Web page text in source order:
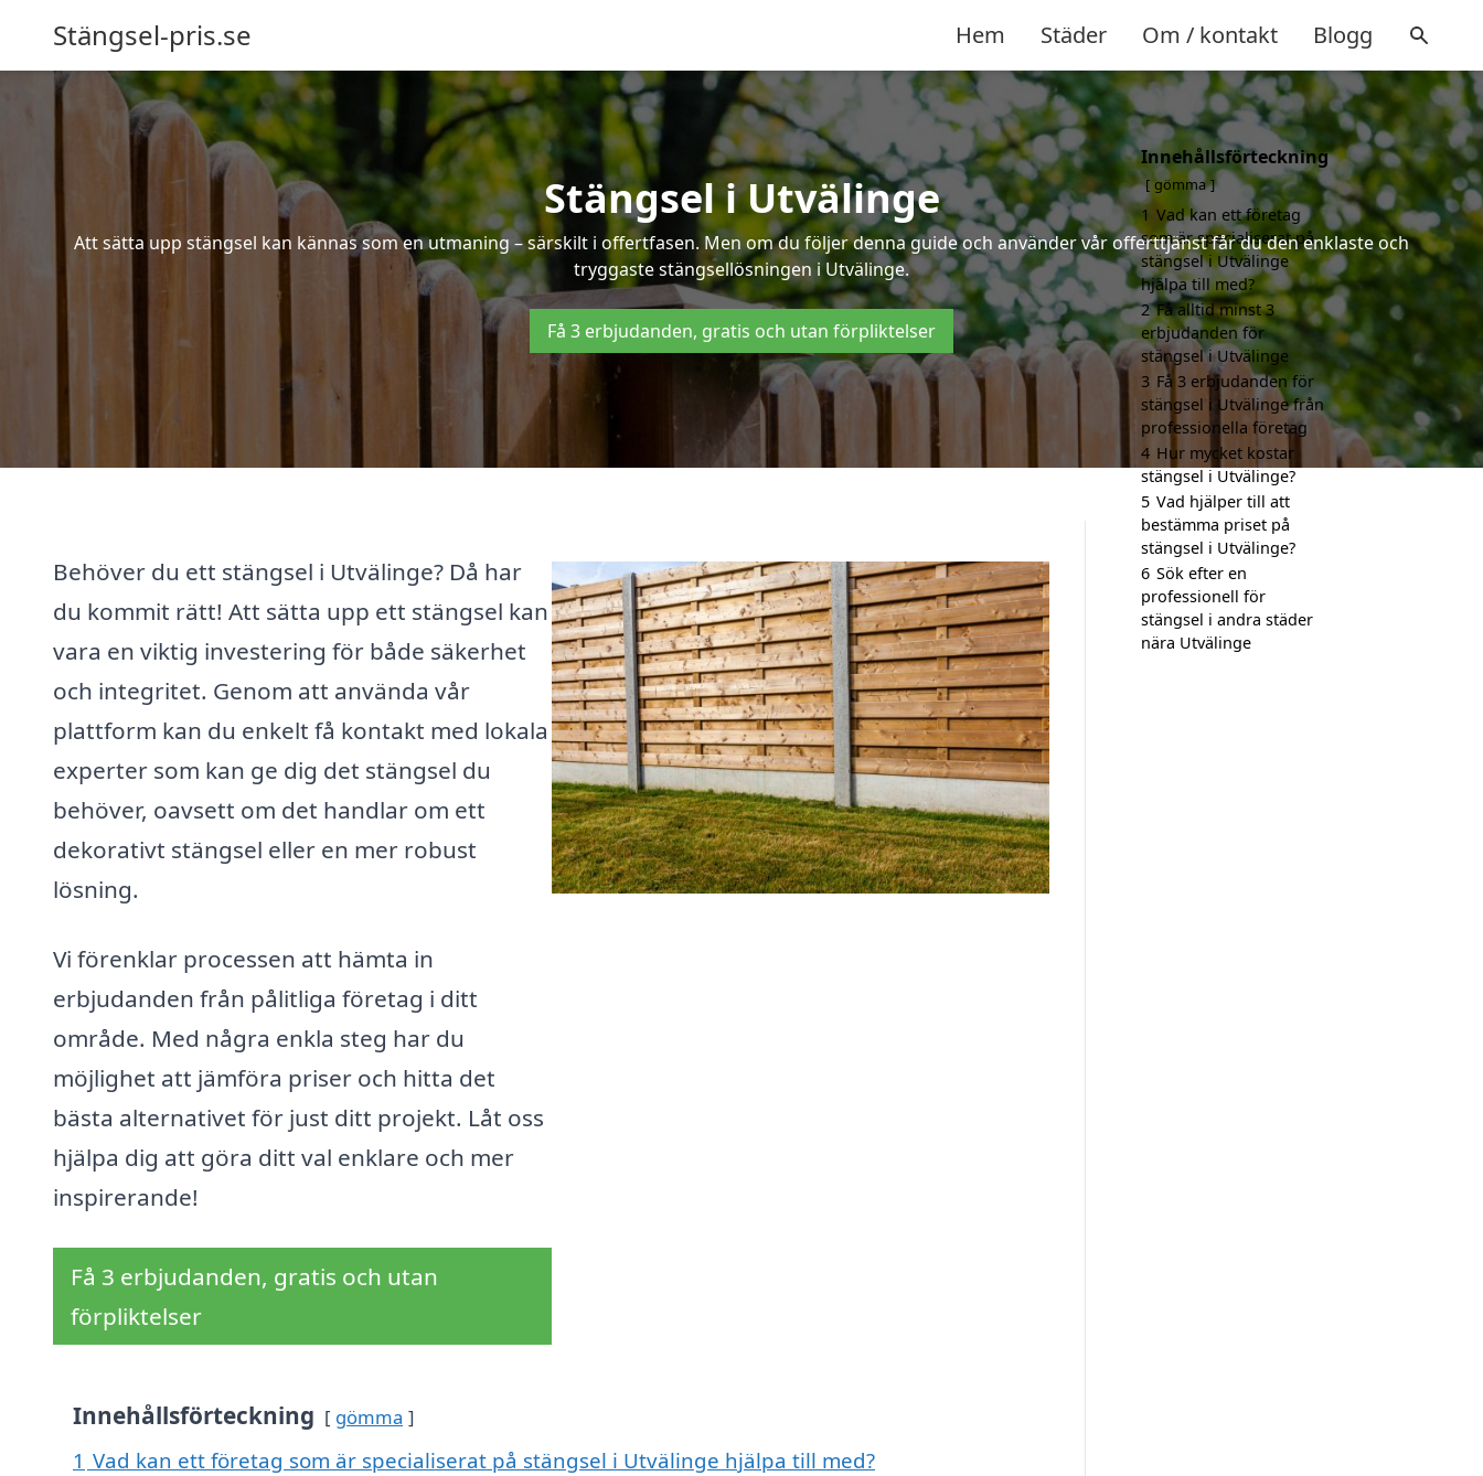
Stängsel-pris.se Hem Städer Om / kontakt Blogg
Stängsel i Utvälinge
Att sätta upp stängsel kan kännas som en utmaning – särskilt i offertfasen. Men om du följer denna guide och använder vår offerttjänst får du den enklaste och
tryggaste stängsellösningen i Utvälinge.
Få 3 erbjudanden, gratis och utan förpliktelser
Behöver du ett stängsel i Utvälinge? Då har
du kommit rätt! Att sätta upp ett stängsel kan
vara en viktig investering för både säkerhet
och integritet. Genom att använda vår
plattform kan du enkelt få kontakt med lokala
experter som kan ge dig det stängsel du
behöver, oavsett om det handlar om ett
dekorativt stängsel eller en mer robust
lösning.
Vi förenklar processen att hämta in
erbjudanden från pålitliga företag i ditt
område. Med några enkla steg har du
möjlighet att jämföra priser och hitta det
bästa alternativet för just ditt projekt. Låt oss
hjälpa dig att göra ditt val enklare och mer
inspirerande!
Få 3 erbjudanden, gratis och utan
förpliktelser
Innehållsförteckning gömma
1 Vad kan ett företag som är specialiserat på stängsel i Utvälinge hjälpa till med?
Innehållsförteckning
gömma
1 Vad kan ett företag
som är specialiserat på
stängsel i Utvälinge
hjälpa till med?
2 Få alltid minst 3
erbjudanden för
stängsel i Utvälinge
3 Få 3 erbjudanden för
stängsel i Utvälinge från
professionella företag
4 Hur mycket kostar
stängsel i Utvälinge?
5 Vad hjälper till att
bestämma priset på
stängsel i Utvälinge?
6 Sök efter en
professionell för
stängsel i andra städer
nära Utvälinge